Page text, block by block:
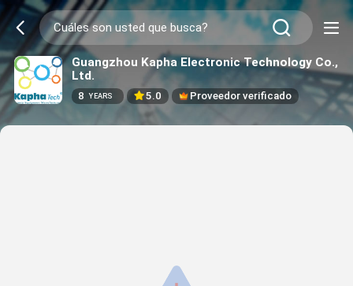
Guangzhou Kapha Electronic Technology Co.,
Ltd.
8 YEARS 5.0 Proveedor verificado